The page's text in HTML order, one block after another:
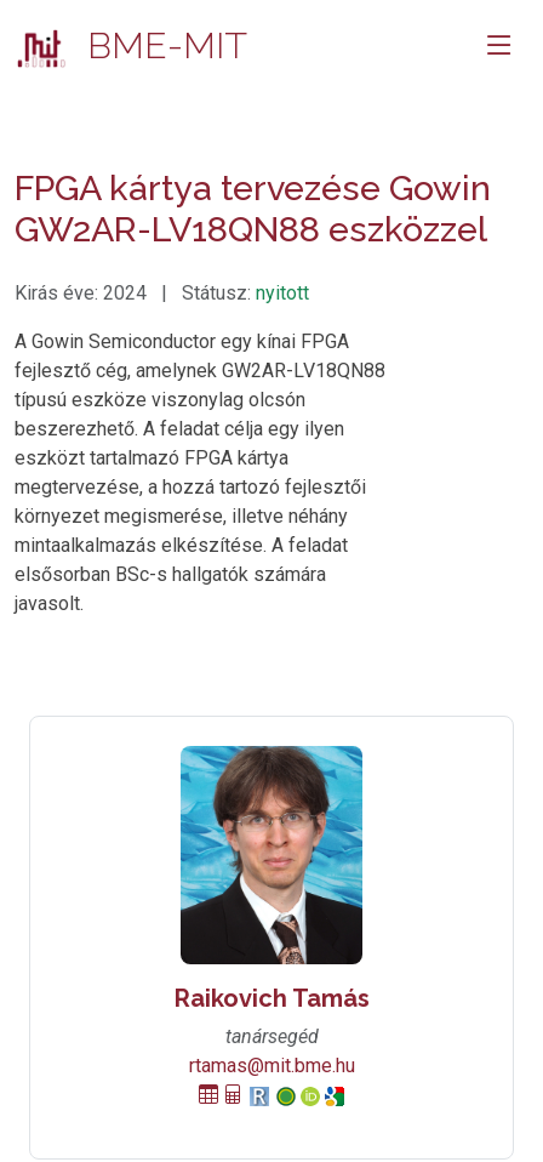
BME-MIT
FPGA kártya tervezése Gowin
GW2AR-LV18QN88 eszközzel
Kirás éve: 2024 | Státusz: nyitott
A Gowin Semiconductor egy kínai FPGA
fejlesztő cég, amelynek GW2AR-LV18QN88
típusú eszköze viszonylag olcsón
beszerezhető. A feladat célja egy ilyen
eszközt tartalmazó FPGA kártya
megtervezése, a hozzá tartozó fejlesztői
környezet megismerése, illetve néhány
mintaalkalmazás elkészítése. A feladat
elsősorban BSc-s hallgatók számára
javasolt.
Raikovich Tamás
tanársegéd
rtamas@mit.bme.hu